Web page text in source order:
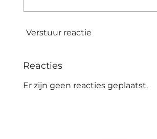
Verstuur reactie
Reacties
Er zijn geen reacties geplaatst.